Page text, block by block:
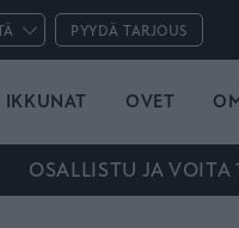
PYYDÄ TARJOUS
IKKUNAT OVET
OSALLISTU JA